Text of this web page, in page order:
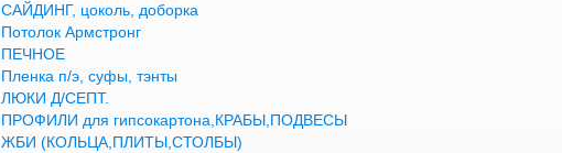
САЙДИНГ, цоколь, доборка
Потолок Армстронг
ПЕЧНОЕ
Пленка п/э, суфы, тэнты
ЛЮКИ Д/СЕПТ.
ПРОФИЛИ для гипсокартона,КРАБЫ,ПОДВЕСЫ
ЖБИ (КОЛЬЦА,ПЛИТЫ,СТОЛБЫ)